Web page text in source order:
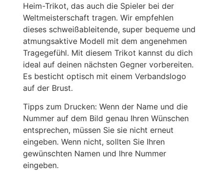
Heim-Trikot, das auch die Spieler bei der
Weltmeisterschaft tragen. Wir empfehlen
dieses schweißableitende, super bequeme und
atmungsaktive Modell mit dem angenehmen
Tragegefühl. Mit diesem Trikot kannst du dich
ideal auf deinen nächsten Gegner vorbereiten.
Es besticht optisch mit einem Verbandslogo
auf der Brust.
Tipps zum Drucken: Wenn der Name und die
Nummer auf dem Bild genau Ihren Wünschen
entsprechen, müssen Sie sie nicht erneut
eingeben. Wenn nicht, sollten Sie Ihren
gewünschten Namen und Ihre Nummer
eingeben.